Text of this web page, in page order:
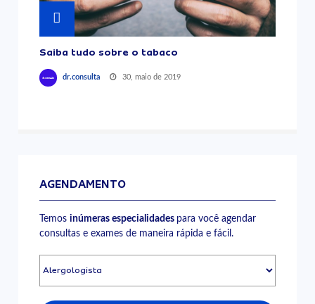
Saiba tudo sobre o tabaco
dr.consulta 30, maio de 2019
AGENDAMENTO
Temosinúmeras especialidades para você agendar
consultas e exames de maneira rápida e fácil.